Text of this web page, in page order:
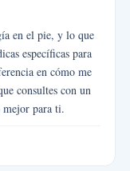
en el pie, y lo que
específicas para
en cómo me
consultes con un
mejor para ti.